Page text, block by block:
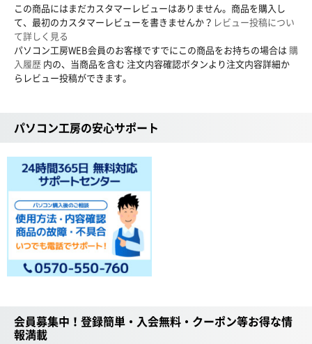
この商品にはまだカスタマーレビューはありません。商品を購入し
て、最初のカスタマーレビューを書きませんか？ レビュー投稿につい
て詳しく見る
パソコン工房WEB会員のお客様ですでにこの商品をお持ちの場合は 購
入履歴 内の、当商品を含む 注文内容確認ボタンより注文内容詳細か
らレビュー投稿ができます。
パソコン工房の安心サポート
会員募集中！登録簡単・入会無料・クーポン等お得な情
報満載